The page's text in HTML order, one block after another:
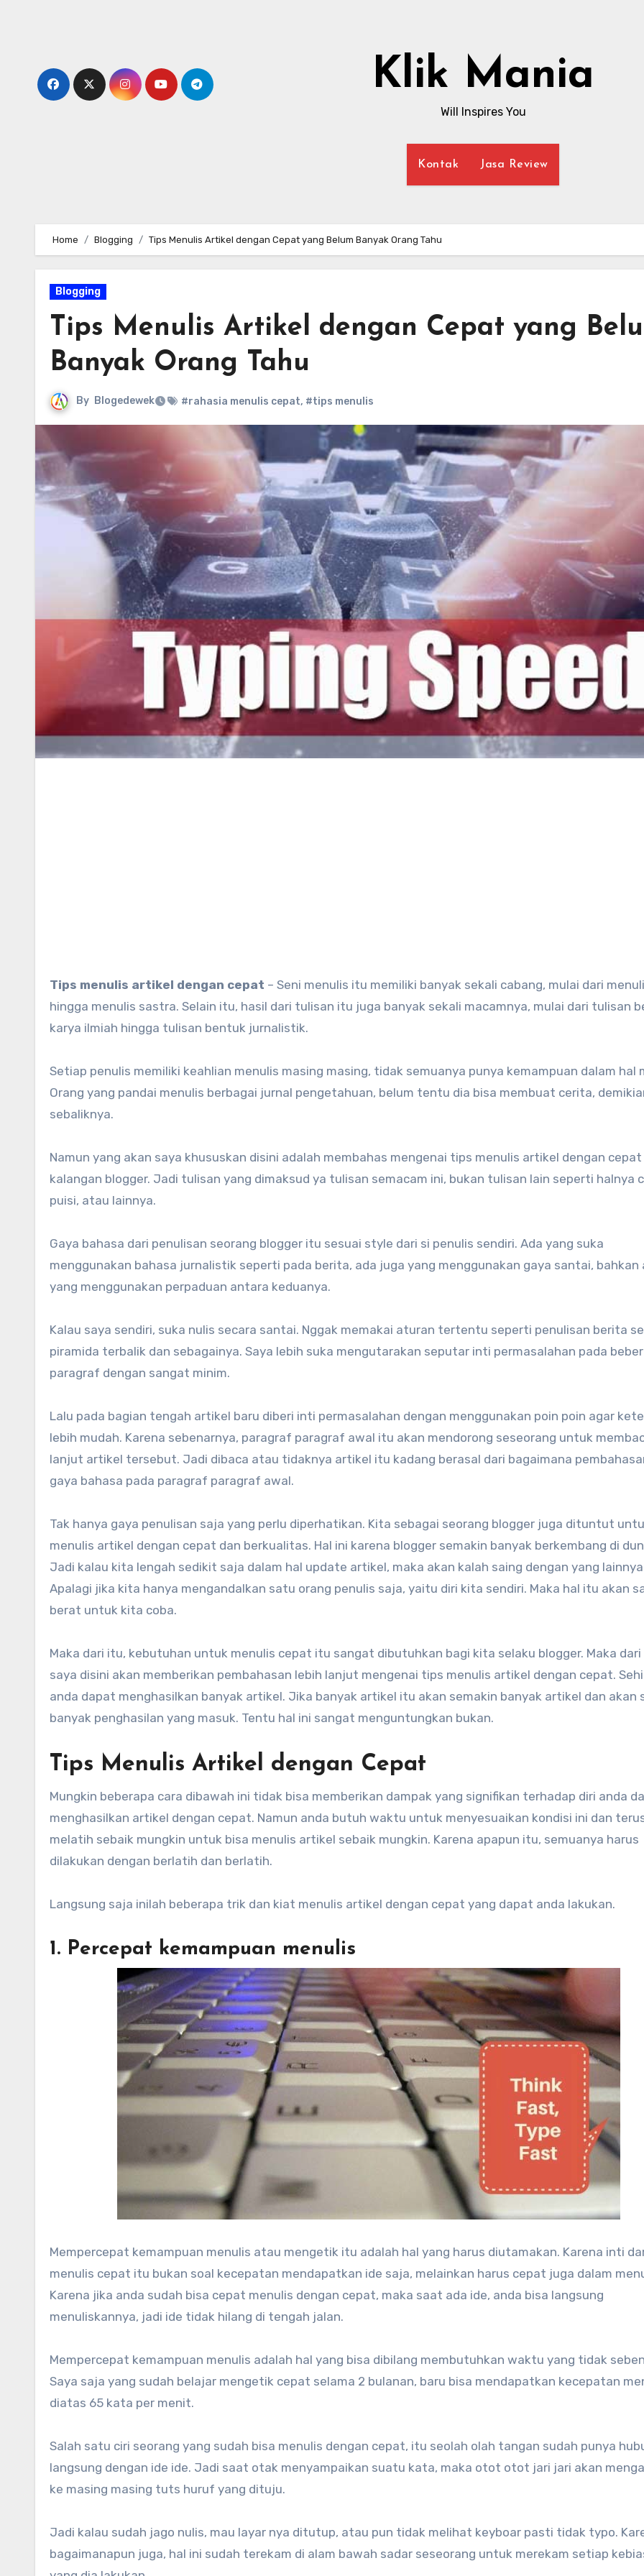
Klik Mania
Will Inspires You
Kontak Jasa Review
Home Blogging Tips Menulis Artikel dengan Cepat yang Belum Banyak Orang Tahu
Blogging
Tips Menulis Artikel dengan Cepat yang
Banyak Orang Tahu
By Blogedewek #rahasia menulis cepat, #tips menulis
Tips menulis artikel dengan cepat – Seni menulis itu memiliki banyak sekali cabang, mulai dari
hingga menulis sastra. Selain itu, hasil dari tulisan itu juga banyak sekali macamnya, mulai dari tulisan
karya ilmiah hingga tulisan bentuk jurnalistik.
Setiap penulis memiliki keahlian menulis masing masing, tidak semuanya punya kemampuan dalam hal
Orang yang pandai menulis berbagai jurnal pengetahuan, belum tentu dia bisa membuat cerita,
sebaliknya.
Namun yang akan saya khususkan disini adalah membahas mengenai tips menulis artikel dengan
kalangan blogger. Jadi tulisan yang dimaksud ya tulisan semacam ini, bukan tulisan lain seperti halnya
puisi, atau lainnya.
Gaya bahasa dari penulisan seorang blogger itu sesuai style dari si penulis sendiri. Ada yang suka
menggunakan bahasa jurnalistik seperti pada berita, ada juga yang menggunakan gaya santai, bahkan
yang menggunakan perpaduan antara keduanya.
Kalau saya sendiri, suka nulis secara santai. Nggak memakai aturan tertentu seperti penulisan berita
piramida terbalik dan sebagainya. Saya lebih suka mengutarakan seputar inti permasalahan pada
paragraf dengan sangat minim.
Lalu pada bagian tengah artikel baru diberi inti permasalahan dengan menggunakan poin poin agar
lebih mudah. Karena sebenarnya, paragraf paragraf awal itu akan mendorong seseorang untuk
lanjut artikel tersebut. Jadi dibaca atau tidaknya artikel itu kadang berasal dari bagaimana
gaya bahasa pada paragraf paragraf awal.
Tak hanya gaya penulisan saja yang perlu diperhatikan. Kita sebagai seorang blogger juga dituntut
menulis artikel dengan cepat dan berkualitas. Hal ini karena blogger semakin banyak berkembang di
Jadi kalau kita lengah sedikit saja dalam hal update artikel, maka akan kalah saing dengan yang
Apalagi jika kita hanya mengandalkan satu orang penulis saja, yaitu diri kita sendiri. Maka hal itu akan
berat untuk kita coba.
Maka dari itu, kebutuhan untuk menulis cepat itu sangat dibutuhkan bagi kita selaku blogger. Maka
saya disini akan memberikan pembahasan lebih lanjut mengenai tips menulis artikel dengan cepat.
anda dapat menghasilkan banyak artikel. Jika banyak artikel itu akan semakin banyak artikel dan akan
banyak penghasilan yang masuk. Tentu hal ini sangat menguntungkan bukan.
Tips Menulis Artikel dengan Cepat
Mungkin beberapa cara dibawah ini tidak bisa memberikan dampak yang signifikan terhadap diri anda
menghasilkan artikel dengan cepat. Namun anda butuh waktu untuk menyesuaikan kondisi ini dan
melatih sebaik mungkin untuk bisa menulis artikel sebaik mungkin. Karena apapun itu, semuanya harus
dilakukan dengan berlatih dan berlatih.
Langsung saja inilah beberapa trik dan kiat menulis artikel dengan cepat yang dapat anda lakukan.
1. Percepat kemampuan menulis
Mempercepat kemampuan menulis atau mengetik itu adalah hal yang harus diutamakan. Karena inti
menulis cepat itu bukan soal kecepatan mendapatkan ide saja, melainkan harus cepat juga dalam
Karena jika anda sudah bisa cepat menulis dengan cepat, maka saat ada ide, anda bisa langsung
menuliskannya, jadi ide tidak hilang di tengah jalan.
Mempercepat kemampuan menulis adalah hal yang bisa dibilang membutuhkan waktu yang tidak
Saya saja yang sudah belajar mengetik cepat selama 2 bulanan, baru bisa mendapatkan kecepatan
diatas 65 kata per menit.
Salah satu ciri seorang yang sudah bisa menulis dengan cepat, itu seolah olah tangan sudah punya
langsung dengan ide ide. Jadi saat otak menyampaikan suatu kata, maka otot otot jari jari akan
ke masing masing tuts huruf yang dituju.
Jadi kalau sudah jago nulis, mau layar nya ditutup, atau pun tidak melihat keyboar pasti tidak typo.
bagaimanapun juga, hal ini sudah terekam di alam bawah sadar seseorang untuk merekam setiap